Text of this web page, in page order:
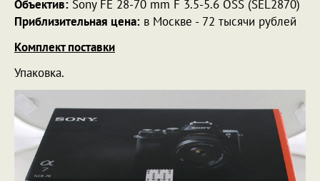
Объектив: Sony FE 28-70 mm F 3.5-5.6 OSS (SEL2870)
Приблизительная цена: в Москве - 72 тысячи рублей
Комплект поставки
Упаковка.